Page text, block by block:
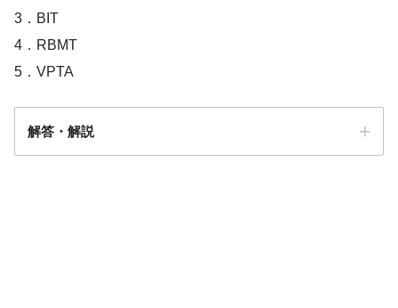
「まとめ・解説」
3．BIT
4．RBMT
5．VPTA
解答・解説